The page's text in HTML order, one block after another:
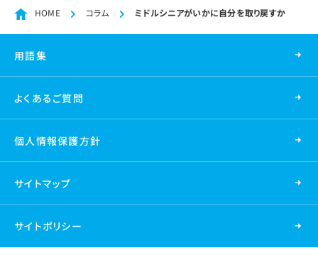
HOME コラム ミドルシニアがいかに自分を取り戻すか
用語集
よくあるご質問
個人情報保護方針
サイトマップ
サイトポリシー